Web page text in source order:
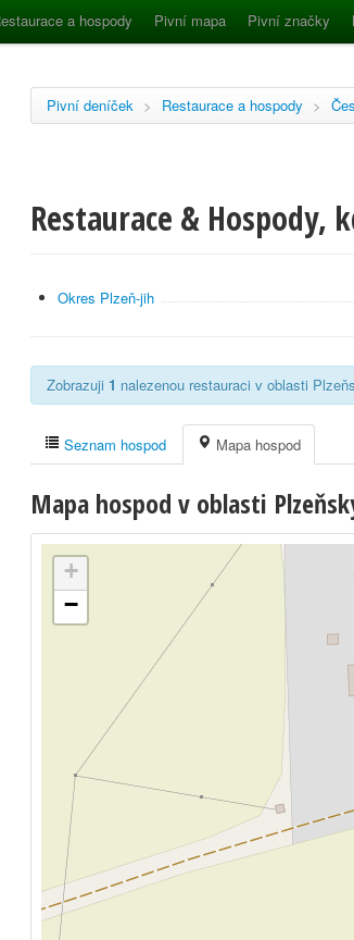
a hospody Pivní mapa Pivní značky
Pivní deníček > Restaurace a hospody >
Restaurace & Hospody,
Okres Plzeň-jih
Zobrazuji 1 nalezenou restauraci v oblasti
Seznam hospod Mapa hospod
Mapa hospod v oblasti
+
−